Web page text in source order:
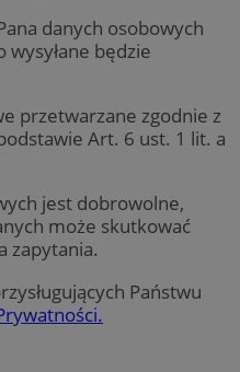
danych osobowych
będzie
przetwarzane zgodnie z
Art. 6 ust. 1 lit. a
jest dobrowolne,
może skutkować
zapytania.
Państwu